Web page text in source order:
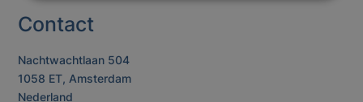
Contact
Nachtwachtlaan 504
1058 ET, Amsterdam
Nederland